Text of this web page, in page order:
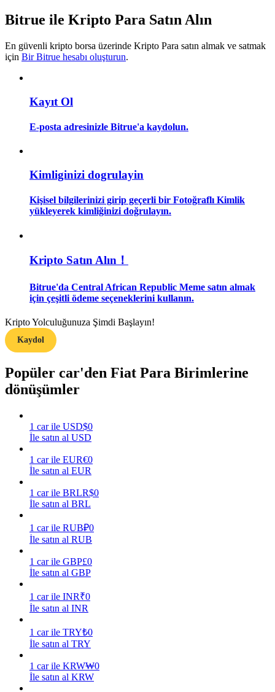
Bilgi
Ticaret bilgileri vb. dahil olmak üzere büyük veri analizi.
Rehber
Nasıl kârlı kalabileceğinizi öğrenin
Kazan
Power Piggy
Bitrue ile Kripto Para Satın Alın
En güvenli kripto borsa üzerinde Kripto Para satın almak ve satmak
için Bir Bitrue hesabı oluşturun.
Kayıt Ol
E-posta adresinizle Bitrue'a kaydolun.
Kimliginizi dogrulayin
Kişisel bilgilerinizi girip geçerli bir Fotoğraflı Kimlik
yükleyerek kimliğinizi doğrulayın.
Kripto Satın Alın！
Bitrue'da Central African Republic Meme satın almak
için çeşitli ödeme seçeneklerini kullanın.
Kripto Yolculuğunuza Şimdi Başlayın!
Kaydol
Popüler car'den Fiat Para Birimlerine
dönüşümler
1 car ile USD$0
İle satın al USD
1 car ile EUR€0
İle satın al EUR
1 car ile BRLR$0
İle satın al BRL
1 car ile RUB₽0
İle satın al RUB
1 car ile GBP£0
İle satın al GBP
1 car ile INR₹0
İle satın al INR
1 car ile TRY₺0
İle satın al TRY
1 car ile KRW₩0
İle satın al KRW